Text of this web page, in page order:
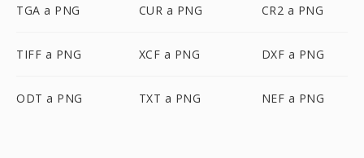
TGA a PNG CUR a PNG CR2 a PNG
TIFF a PNG XCF a PNG DXF a PNG
ODT a PNG TXT a PNG NEF a PNG